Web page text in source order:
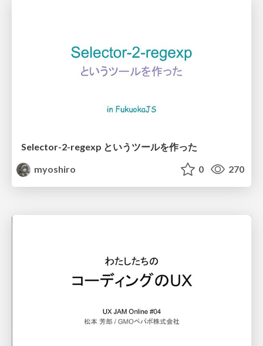
Selector-2-regexp というツールを作った
myoshiro
0 270